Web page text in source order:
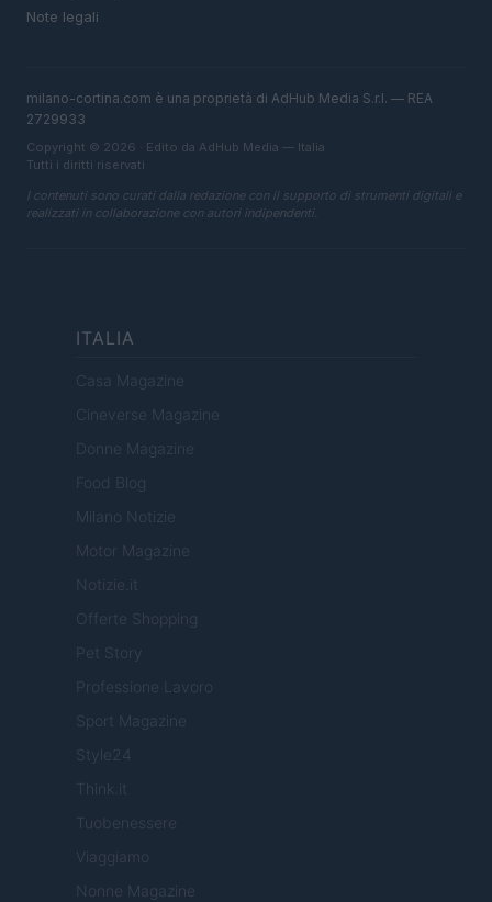
Note legali
milano-cortina.com è una proprietà di AdHub Media S.r.l. — REA
2729933
Copyright © 2026 · Edito da AdHub Media — Italia
Tutti i diritti riservati
I contenuti sono curati dalla redazione con il supporto di strumenti digitali e
realizzati in collaborazione con autori indipendenti.
ITALIA
Casa Magazine
Cineverse Magazine
Donne Magazine
Food Blog
Milano Notizie
Motor Magazine
Notizie.it
Offerte Shopping
Pet Story
Professione Lavoro
Sport Magazine
Style24
Think.it
Tuobenessere
Viaggiamo
Nonne Magazine